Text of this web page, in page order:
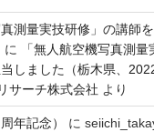
測量実技研修」の講師
に
「無人航空機写真測量
しました（栃木県、
サーチ株式会社 より
年記念） に